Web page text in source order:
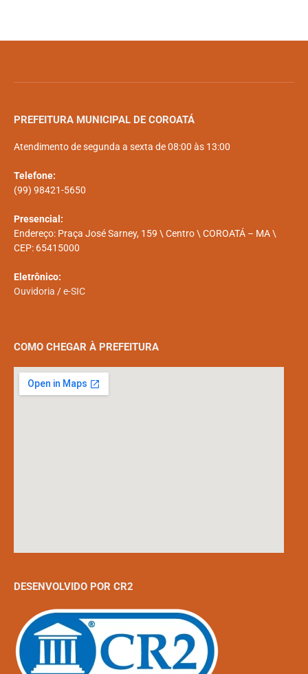
PREFEITURA MUNICIPAL DE COROATÁ
Atendimento de segunda a sexta de 08:00 às 13:00
Telefone:
(99) 98421-5650
Presencial:
Endereço: Praça José Sarney, 159 \ Centro \ COROATÁ – MA \
CEP: 65415000
Eletrônico:
Ouvidoria /e-SIC
COMO CHEGAR À PREFEITURA
DESENVOLVIDO POR CR2